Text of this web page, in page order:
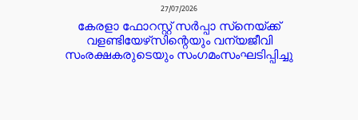
27/07/2026
കേരളാ ഫോറസ്റ്റ് സർപ്പാ സ്‌നെയ്ക്ക്
വളണ്ടിയേഴ്‌സിന്റെയും വന്യജീവി
സംരക്ഷകരുടെയും സംഗമംസംഘടിപ്പിച്ചു